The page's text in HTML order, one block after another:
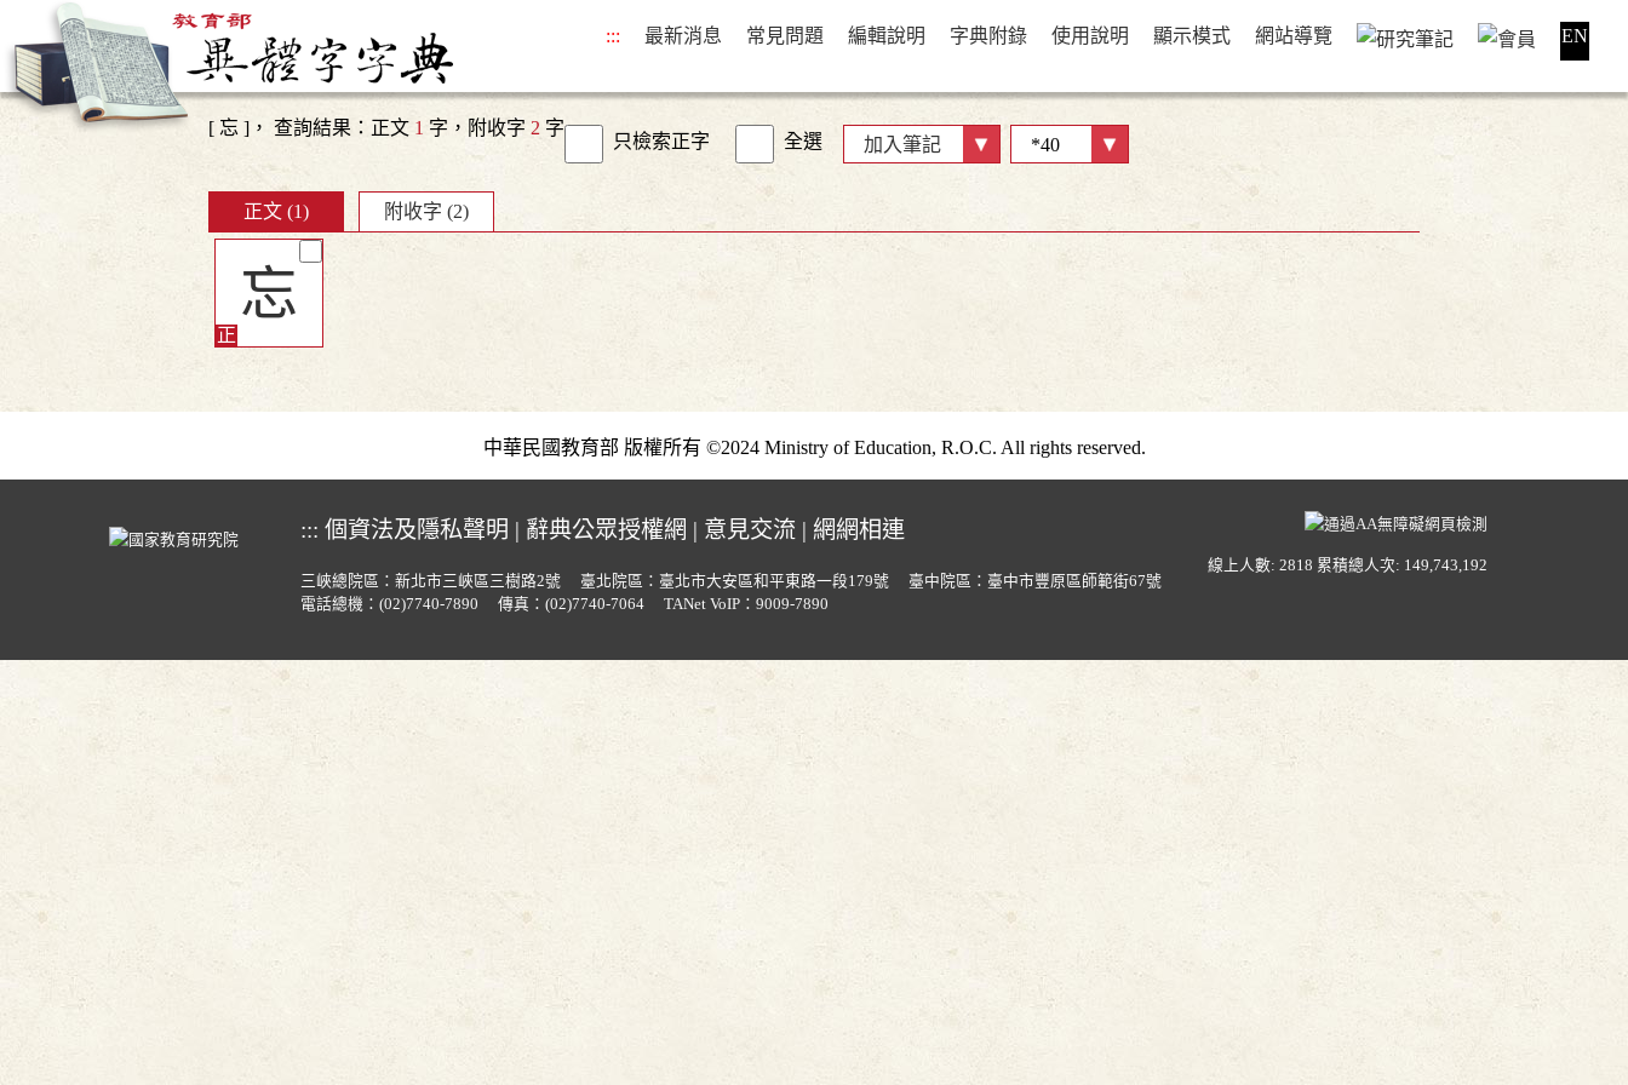
::: 最新消息 常見問題 編輯說明 字典附錄 使用說明 顯示模式 網站導覽 EN
[ 忘 ]， 查詢結果：正文 1 字，附收字 2 字
只檢索正字 全選 加入筆記
正文 (1) 附收字 (2)
忘
中華民國教育部 版權所有 ©2024 Ministry of Education, R.O.C. All rights reserved.
::: 個資法及隱私聲明 | 辭典公眾授權網 | 意見交流 | 網網相連
三峽總院區：新北市三峽區三樹路2號 臺北院區：臺北市大安區和平東路一段179號
臺中院區：臺中市豐原區師範街67號
電話總機：(02)7740-7890 傳真：(02)7740-7064 TANet VoIP：9009-7890
線上人數: 2818 累積總人次: 149,743,192